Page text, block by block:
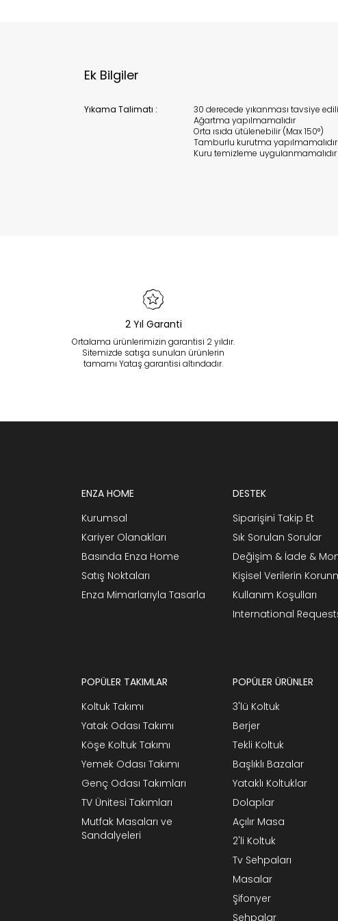
Ek Bilgiler
Yıkama Talimatı :
30 derecede yıkanması tavsiye
Ağartma yapılmamalıdır
Orta ısıda ütülenebilir (Max 150°)
Tamburlu kurutma yapılmamalıdır
Kuru temizleme uygulanmamalıdır
2 Yıl Garanti
Ortalama ürünlerimizin garantisi 2 yıldır.
Sitemizde satışa sunulan ürünlerin
tamamı Yataş garantisi altındadır.
ENZA HOME
Kurumsal
Kariyer Olanakları
Basında Enza Home
Satış Noktaları
Enza Mimarlarıyla Tasarla
DESTEK
Siparişini Takip Et
Sık Sorulan Sorular
Değişim & İade &
Kişisel Verilerin
Kullanım Koşulları
International
POPÜLER TAKIMLAR
Koltuk Takımı
Yatak Odası Takımı
Köşe Koltuk Takımı
Yemek Odası Takımı
Genç Odası Takımları
TV Ünitesi Takımları
Mutfak Masaları ve
Sandalyeleri
POPÜLER ÜRÜNLER
3'lü Koltuk
Berjer
Tekli Koltuk
Başlıklı Bazalar
Yataklı Koltuklar
Dolaplar
Açılır Masa
2'li Koltuk
Tv Sehpaları
Masalar
Şifonyer
Sehpalar